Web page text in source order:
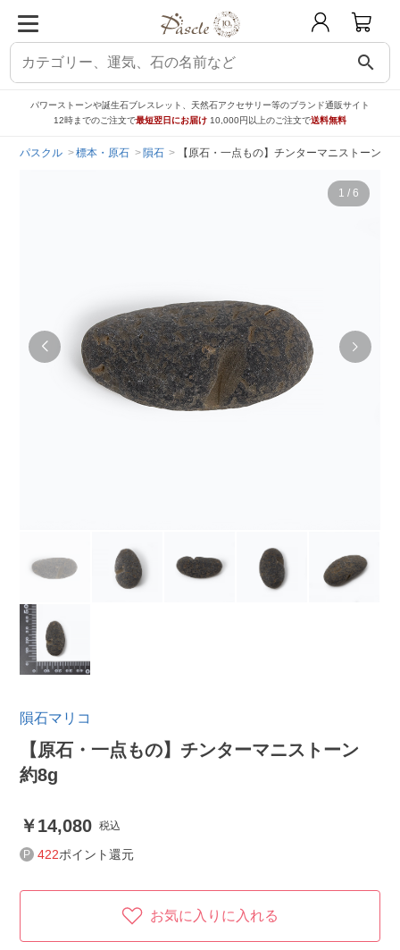
search
パワーストーンや誕生石ブレスレット、天然石アクセサリー等のブランド通販サイト
12時までのご注文で最短翌日にお届け 10,000円以上のご注文で送料無料
パスクル 標本・原石 隕石 【原石・一点もの】チンターマニストーン 約
1 / 6
隕石マリコ
【原石・一点もの】チンターマニストーン
約8g
14,080 税込
422ポイント還元
お気に入りに入れる